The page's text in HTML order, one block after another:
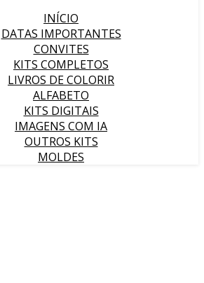
INÍCIO
DATAS IMPORTANTES
CONVITES
KITS COMPLETOS
LIVROS DE COLORIR
ALFABETO
KITS DIGITAIS
IMAGENS COM IA
OUTROS KITS
MOLDES